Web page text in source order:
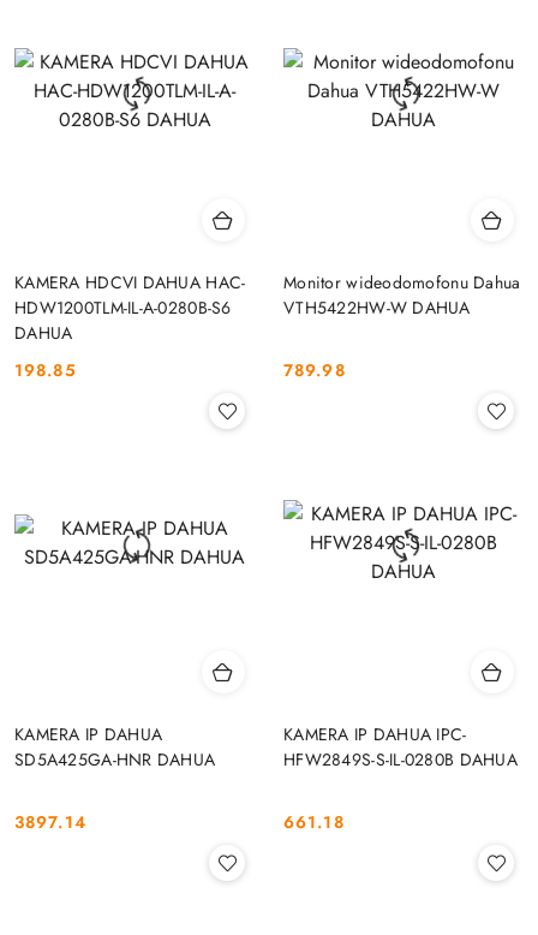
KAMERA HDCVI DAHUA HAC-
HDW1200TLM-IL-A-0280B-S6
DAHUA
Cena:
198.85
Monitor wideodomofonu Dahua
VTH5422HW-W DAHUA
Cena:
789.98
KAMERA IP DAHUA
SD5A425GA-HNR DAHUA
Cena:
3897.14
KAMERA IP DAHUA IPC-
HFW2849S-S-IL-0280B DAHUA
Cena:
661.18